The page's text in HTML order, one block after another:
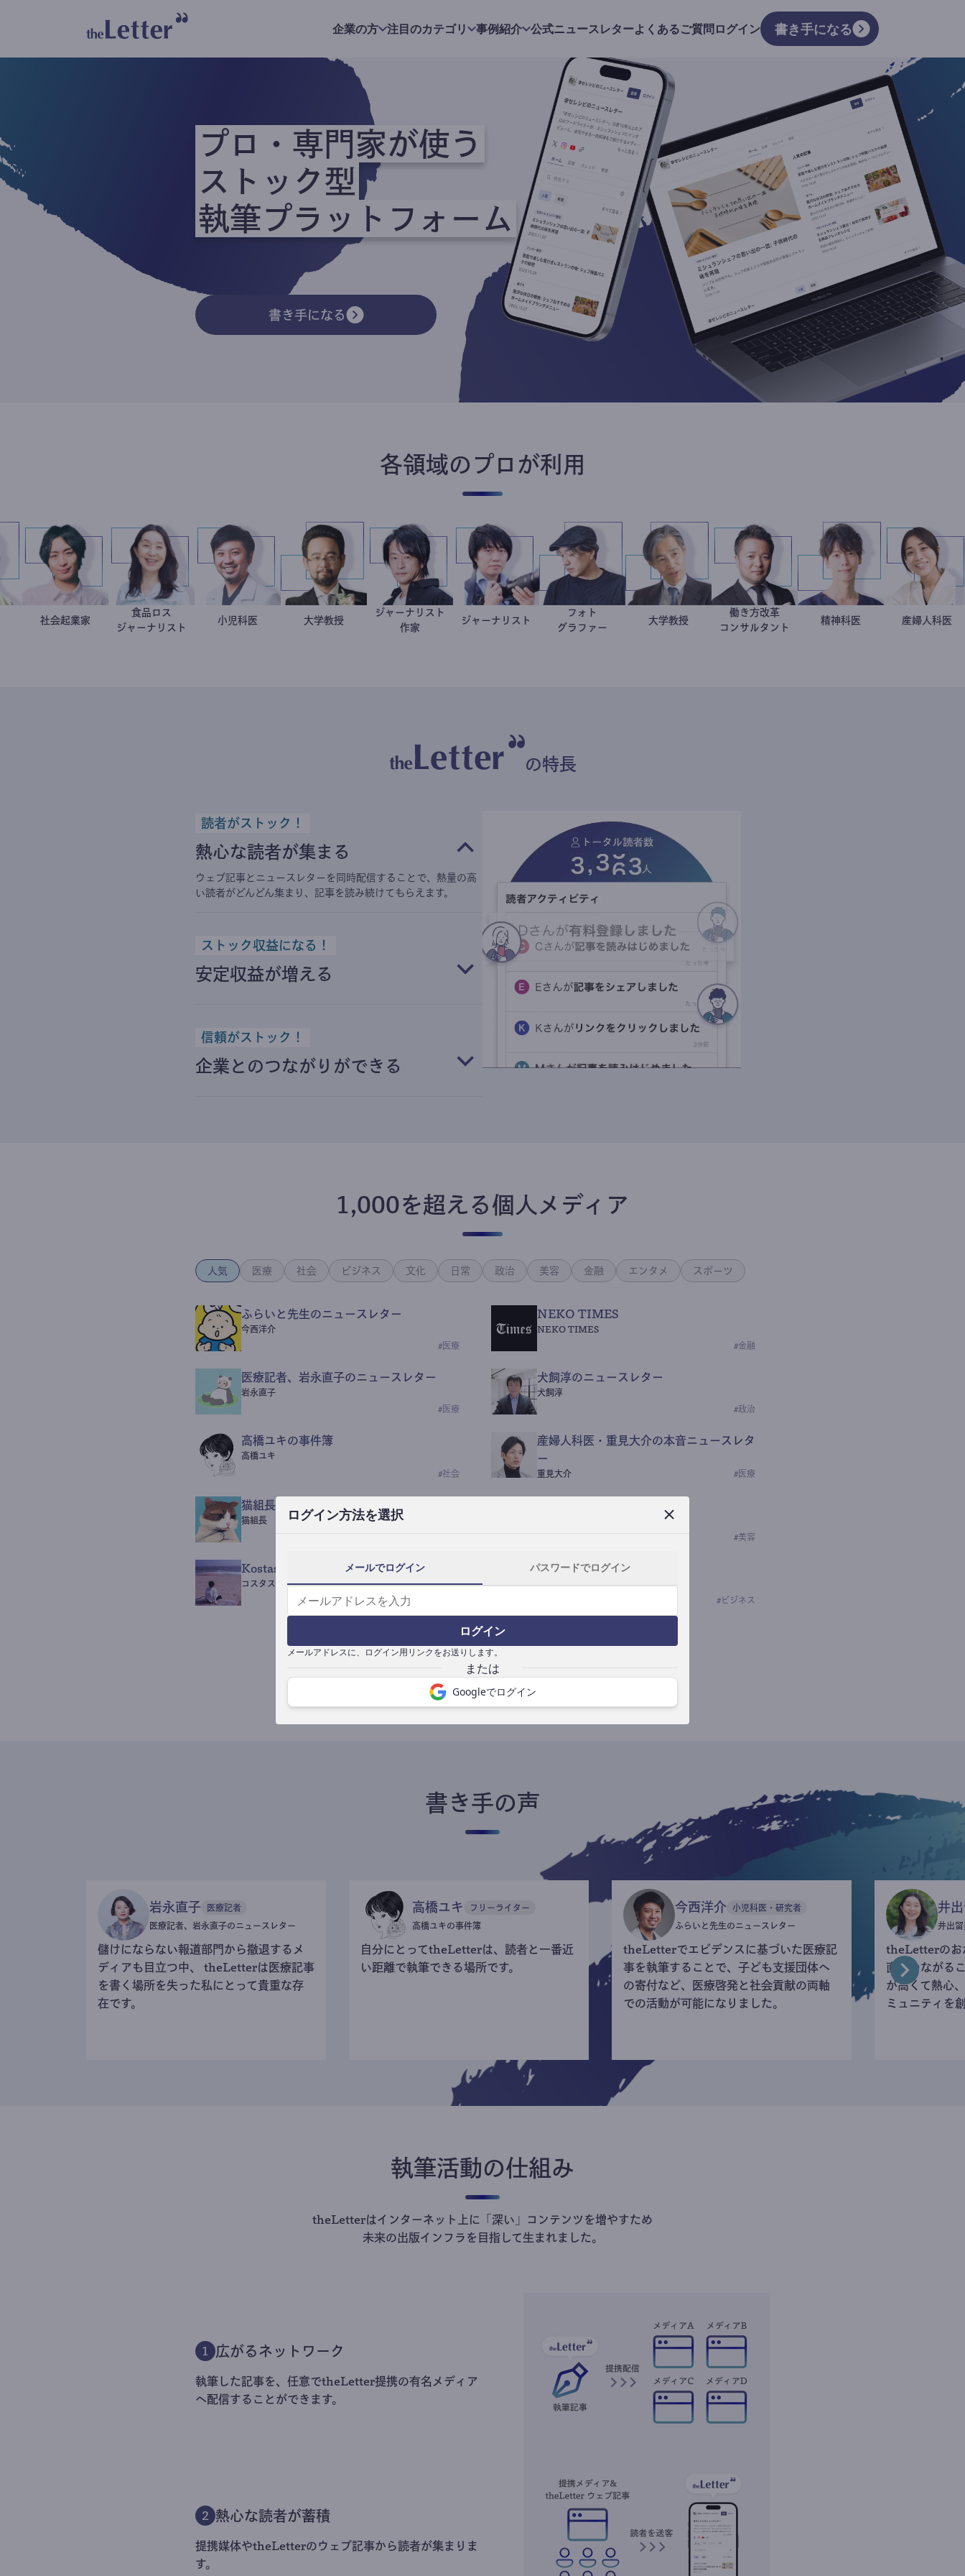
ログイン方法を選択
メールでログイン パスワードでログイン
ログイン
メールアドレスに、ログイン用リンクをお送りします。
Googleでログイン
企業の方 注目のカテゴリ 事例紹介 公式ニュースレターよくあるご質問ログイン 書き手になる
プロ・専門家が使う
ストック型
執筆プラットフォーム
書き手になる
各領域のプロが利用
駒崎弘樹
社会起業家 井出留美
食品ロス
ジャーナリスト
今西洋介
小児科医 金谷一朗
大学教授 鈴木エイト
ジャーナリスト
志葉玲
ジャーナリスト
グラファー
加藤忠史
大学教授
働き方改革
コンサルタント
藤野智哉
精神科医 稲葉
産婦
の特長
読者がストック！
熱心な読者が集まる
ウェブ記事とニュースレターを同時配信することで、熱量の高
い読者がどんどん集まり、記事を読み続けてもらえます。
ストック収益になる！
安定収益が増える
信頼がストック！
企業とのつながりができる
1,000を超える個人メディア
人気 医療 社会 ビジネス 文化 日常 政治 美容 金融 エンタメ スポーツ
ふらいと先生のニュースレター
今西洋介
# 医療
NEKO TIMES
NEKO TIMES
#金融
医療記者、岩永直子のニュースレター
岩永直子
# 医療
犬飼淳のニュースレター
犬飼淳
#政治
高橋ユキの事件簿
高橋ユキ
#社会
産婦人科医・重見大介の本音ニュースレタ
ー
重見大介 # 医療
猫組長POST
猫組長
なつなつ（化粧品・皮膚科学の研究者）
#美容
Kostas Beauty News
コスタス
ｺｯｶﾗSaaS
# ビジネス
書き手になる
書き手の声
岩永直子 医療記者
医療記者、岩永直子のニュースレター
儲けにならない報道部門から撤退するメ
ディアも目立つ中、 theLetterは医療記事
を書く場所を失った私にとって貴重な存
在です。
高橋ユキ フリーライター
高橋ユキの事件簿
自分にとってtheLetterは、読者と一番近
い距離で執筆できる場所です。
今西洋介 小児科医・研究者
ふらいと先生のニュースレター
theLetterでエビデンスに基づいた医療記
事を執筆することで、子ども支援団体へ
の寄付など、医療啓発と社会貢献の両軸
での活動が可能になりました。
井
井出
theLetterのお
直接つながる
が高くて熱心
ミュニティを
執筆活動の仕組み
theLetterはインターネット上に「深い」コンテンツを増やすため
未来の出版インフラを目指して生まれました。
1 広がるネットワーク
執筆した記事を、任意でtheLetter提携の有名メディア
へ配信することができます。
2 熱心な読者が蓄積
提携媒体やtheLetterのウェブ記事から読者が集まりま
す。